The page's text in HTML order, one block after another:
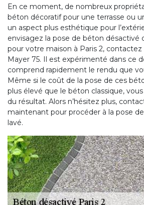
En ce moment, de nombreux
béton décoratif pour une terrasse ou
un aspect plus esthétique pour
envisagez la pose de béton désactivé
pour votre maison à Paris 2, contactez
Mayer 75. Il est expérimenté dans ce
comprend rapidement le rendu que
Même si le coût de la pose de ces
plus élevé que le béton classique,
du résultat. Alors n’hésitez plus,
maintenant pour procéder à la pose
lavé.